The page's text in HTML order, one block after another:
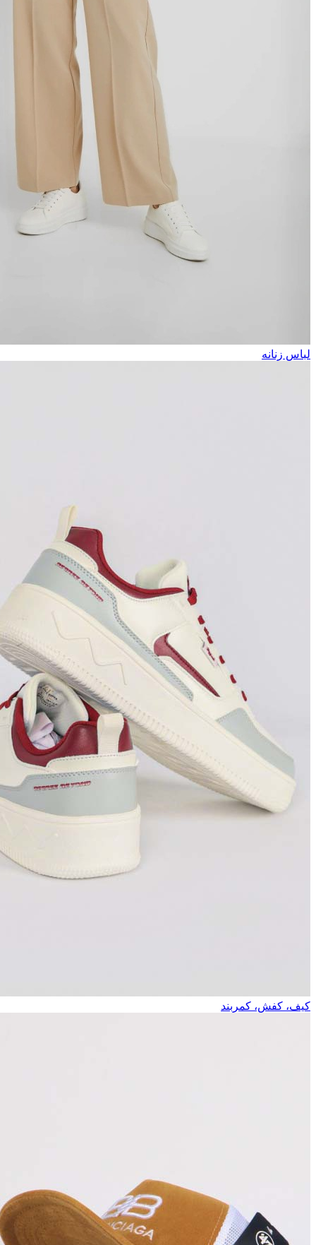
لباس زنانه
کیف، کفش، کمربند